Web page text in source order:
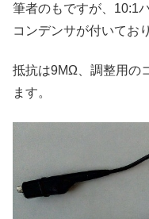
筆者のもですが、10:1
コンデンサが付いてお
抵抗は9MΩ、調整用の
ます。